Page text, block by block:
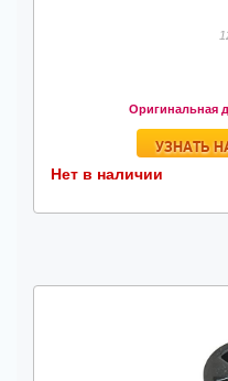
Оригинальная
УЗНАТЬ
Нет в наличии